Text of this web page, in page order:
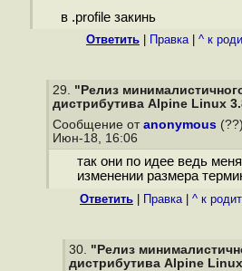
в .profile закинь
Ответить Правка| ^ к
29. "Релиз
дистрибутива Alpine Linux
Сообщение от anonymous
Июн-18, 16:06
так они по идее ведь
изменении размера
Ответить Правка| ^ к
30. "Релиз
дистрибутива Alpine